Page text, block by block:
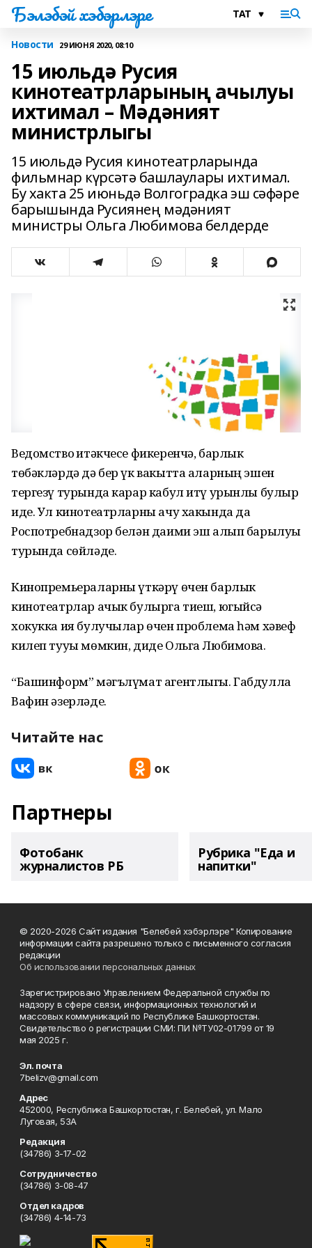
Бэлэбэй хэбэрлэре
Новости 29 ИЮНЯ 2020, 08:10
15 июльдә Русия
кинотеатрларының ачылуы
ихтимал – Мәдәният
министрлыгы
15 июльдә Русия кинотеатрларында
фильмнар күрсәтә башлаулары ихтимал.
Бу хакта 25 июньдә Волгоградка эш сәфәре
барышында Русиянең мәдәният
министры Ольга Любимова белдерде
Ведомство җитәкчесе фикеренчә, барлык
төбәкләрдә дә бер үк вакытта аларның эшен
тергезү турында карар кабул итү урынлы булыр
иде. Ул кинотеатрларны ачу хакында да
Роспотребнадзор белән даими эш алып барылуы
турында сөйләде.
Кинопремьераларны үткәрү өчен барлык
кинотеатрлар ачык булырга тиеш, югыйсә
хокукка ия булучылар өчен проблема һәм хәвеф
килеп тууы мөмкин, диде Ольга Любимова.
“Башинформ” мәгълүмат агентлыгы. Габдулла
Вафин әзерләде.
Читайте нас
Партнеры
Фотобанк
журналистов РБ
Рубрика "Еда и
напитки"
© 2020-2026 Сайт издания "Белебей хэбэрлэре" Копирование
информации сайта разрешено только с письменного согласия
редакции
Об использовании персональных данных
Зарегистрировано Управлением Федеральной службы по
надзору в сфере связи, информационных технологий и
массовых коммуникаций по Республике Башкортостан.
Свидетельство о регистрации СМИ: ПИ №ТУ02-01799 от 19
мая 2025 г.
Эл. почта
7belizv@gmail.com
Адрес
452000, Республика Башкортостан, г. Белебей, ул. Мало
Луговая, 53А
Редакция
(34786) 3-17-02
Сотрудничество
(34786) 3-08-47
Отдел кадров
(34786) 4-14-73